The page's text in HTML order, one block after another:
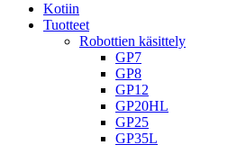
Kotiin
Tuotteet
Robottien käsittely
GP7
GP8
GP12
GP20HL
GP25
GP35L